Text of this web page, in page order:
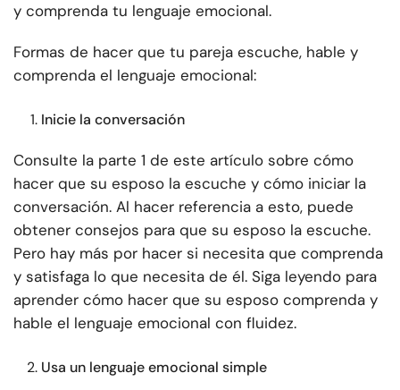
y comprenda tu lenguaje emocional.
Formas de hacer que tu pareja escuche, hable y
comprenda el lenguaje emocional:
Inicie la conversación
Consulte la parte 1 de este artículo sobre cómo
hacer que su esposo la escuche y cómo iniciar la
conversación. Al hacer referencia a esto, puede
obtener consejos para que su esposo la escuche.
Pero hay más por hacer si necesita que comprenda
y satisfaga lo que necesita de él. Siga leyendo para
aprender cómo hacer que su esposo comprenda y
hable el lenguaje emocional con fluidez.
Usa un lenguaje emocional simple